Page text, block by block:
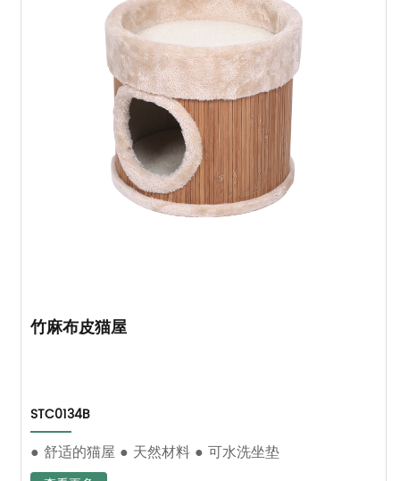
竹麻布皮猫屋
STC0134B
● 舒适的猫屋 ● 天然材料 ● 可水洗坐垫